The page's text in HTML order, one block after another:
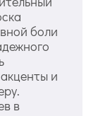
боли
и
в